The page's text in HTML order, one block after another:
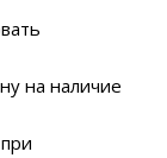
на наличие